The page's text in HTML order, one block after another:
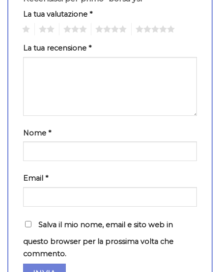
La tua valutazione *
La tua recensione *
Nome *
Email *
Salva il mio nome, email e sito web in
questo browser per la prossima volta che
commento.